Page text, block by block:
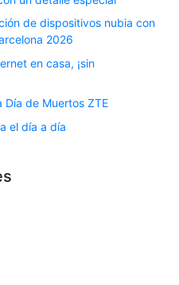
de dispositivos nubia con
2026
en casa, ¡sin
Día de Muertos ZTE
el día a día